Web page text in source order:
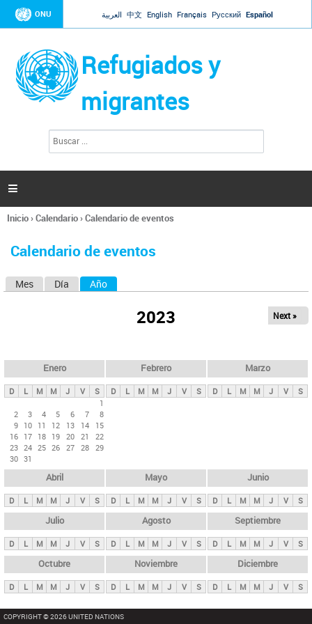
Jump to navigation
ONU العربية 中文 English Français Русский Español
Refugiados y
migrantes
l
d
s

Se
usted
Inicio›Calendario›Calendario de eventos
Calendario de eventos
s
p
n
c
i
p
l
e
s
Mes Día Año
2023 Next »
Enero
D L M M J V
S
1
2
3 4 5 6 7
8
9 10 11 12 13 14
15
16 17 18 19 20 21
22
23 24 25 26 27 28 29
30 31
Febrero
D L M M J V S
Marzo
D L M M J V S
Abril
D L M M J V S
Mayo
D L M M J V S
Junio
D L M M J V S
Julio
D L M M J V S
Agosto
D L M M J V S
Septiembre
D L M M J V S
Octubre
D L M M J V S
Noviembre
D L M M J V S
Diciembre
D L M M J V S
COPYRIGHT © 2026 UNITED NATIONS